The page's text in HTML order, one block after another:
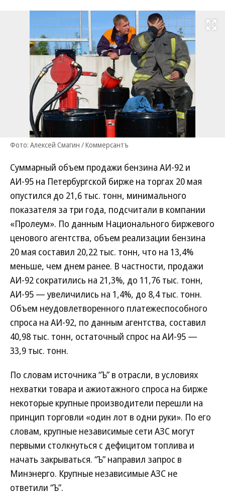
Развернуть
Фото: Алексей Смагин / Коммерсантъ
Суммарный объем продажи бензина АИ-92 и
АИ-95 на Петербургской бирже на торгах 20 мая
опустился до 21,6 тыс. тонн, минимального
показателя за три года, подсчитали в компании
«Пролеум». По данным Национального биржевого
ценового агентства, объем реализации бензина
20 мая составил 20,22 тыс. тонн, что на 13,4%
меньше, чем днем ранее. В частности, продажи
АИ-92 сократились на 21,3%, до 11,76 тыс. тонн,
АИ-95 — увеличились на 1,4%, до 8,4 тыс. тонн.
Объем неудовлетворенного платежеспособного
спроса на АИ-92, по данным агентства, составил
40,98 тыс. тонн, остаточный спрос на АИ-95 —
33,9 тыс. тонн.
По словам источника “Ъ” в отрасли, в условиях
нехватки товара и ажиотажного спроса на бирже
некоторые крупные производители перешли на
принцип торговли «один лот в одни руки». По его
словам, крупные независимые сети АЗС могут
первыми столкнуться с дефицитом топлива и
начать закрываться. “Ъ” направил запрос в
Минэнерго. Крупные независимые АЗС не
ответили “Ъ”.